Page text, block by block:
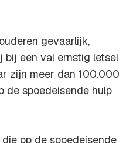
gevaarlijk,
bij een val ernstig letsel
zijn meer dan 100.000
de spoedeisende hulp
op de spoedeisende